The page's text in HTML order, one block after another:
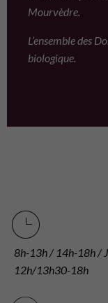
Mourvèdre.
L’ensemble des
biologique.
8h-13h / 14h-18h /
12h/13h30-18h